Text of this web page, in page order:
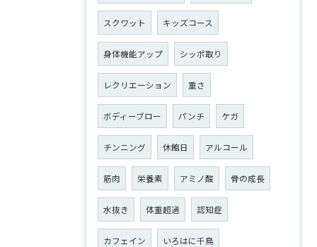
スクワット キッズコース
身体機能アップ シッポ取り
レクリエーション 重さ
ボディーブロー パンチ ケガ
チンニング 休館日 アルコール
筋肉 栄養素 アミノ酸 骨の成長
水抜き 体重超過 認知症
カフェイン いろはに千鳥